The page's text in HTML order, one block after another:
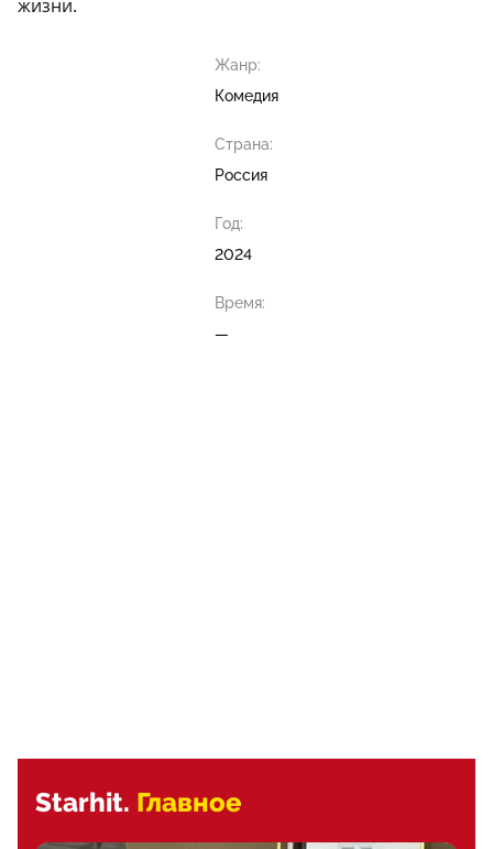
жизни.
Жанр:
Комедия
Страна:
Россия
Год:
2024
Время:
—
Starhit. Главное